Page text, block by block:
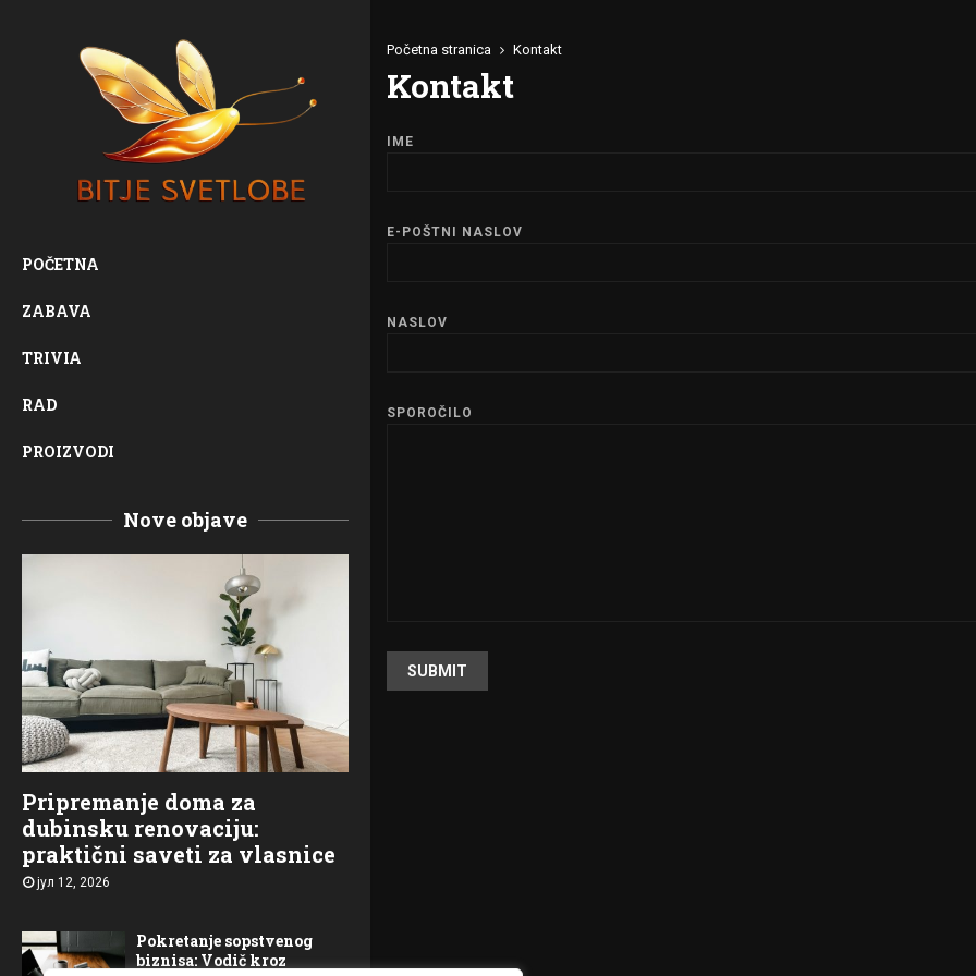
POČETNA
ZABAVA
TRIVIA
RAD
PROIZVODI
Nove objave
Pripremanje doma za
dubinsku renovaciju:
praktični saveti za vlasnice
јул 12, 2026
Pokretanje sopstvenog
biznisa: Vodič kroz
Početna stranica Kontakt
Kontakt
IME
E-POŠTNI NASLOV
NASLOV
SPOROČILO